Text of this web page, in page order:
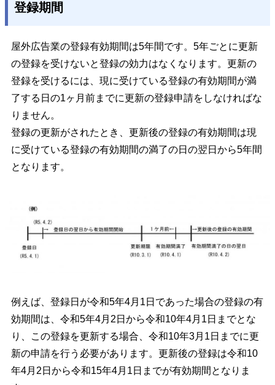
登録期間
屋外広告業の登録有効期間は5年間です。5年ごとに更新
の登録を受けないと登録の効力はなくなります。更新の
登録を受けるには、現に受けている登録の有効期間が満
了する日の1ヶ月前までに更新の登録申請をしなければな
りません。
登録の更新がされたとき、更新後の登録の有効期間は現
に受けている登録の有効期間の満了の日の翌日から5年間
となります。
例えば、登録日が令和5年4月1日であった場合の登録の有
効期間は、令和5年4月2日から令和10年4月1日までとな
り、この登録を更新する場合、令和10年3月1日までに更
新の申請を行う必要があります。更新後の登録は令和10
年4月2日から令和15年4月1日までが有効期間となりま